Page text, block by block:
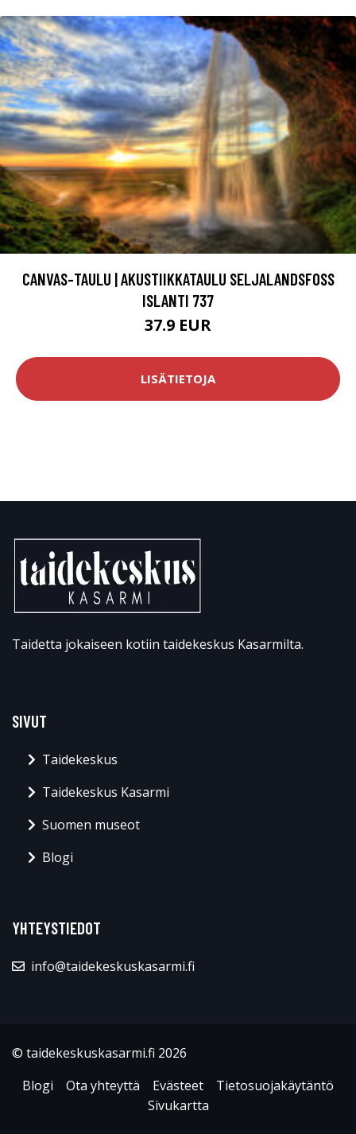
CANVAS-TAULU | AKUSTIIKKATAULU SELJALANDSFOSS
ISLANTI 737
37.9 EUR
LISÄTIETOJA
Taidetta jokaiseen kotiin taidekeskus Kasarmilta.
SIVUT
Taidekeskus
Taidekeskus Kasarmi
Suomen museot
Blogi
YHTEYSTIEDOT
info@taidekeskuskasarmi.fi
© taidekeskuskasarmi.fi 2026
Blogi
Ota yhteyttä Evästeet
Tietosuojakäytäntö
Sivukartta